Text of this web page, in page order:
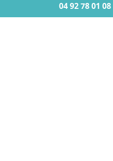
04 92 78 01 08